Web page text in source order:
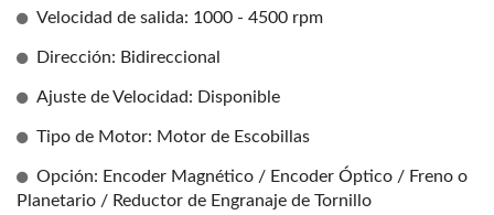
Velocidad de salida: 1000 - 4500 rpm
Dirección: Bidireccional
Ajuste de Velocidad: Disponible
Tipo de Motor: Motor de Escobillas
Opción: Encoder Magnético / Encoder Óptico / Freno o
Planetario / Reductor de Engranaje de Tornillo